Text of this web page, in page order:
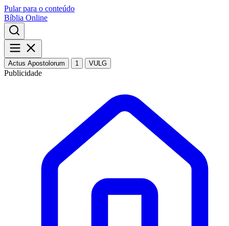
Pular para o conteúdo
Bíblia Online
Actus Apostolorum 1 VULG
Publicidade